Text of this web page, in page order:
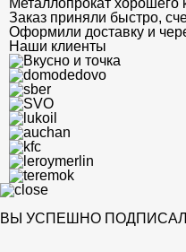
Заказ приняли быстро,
Оформили доставку и
Наши клиенты
ВЫ УСПЕШНО